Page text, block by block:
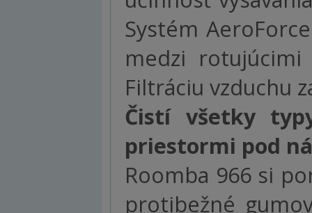
Systém
medzi
Filtráciu vzduchu
Čistí všetky
priestormi pod
Roomba 966 si
protibežné